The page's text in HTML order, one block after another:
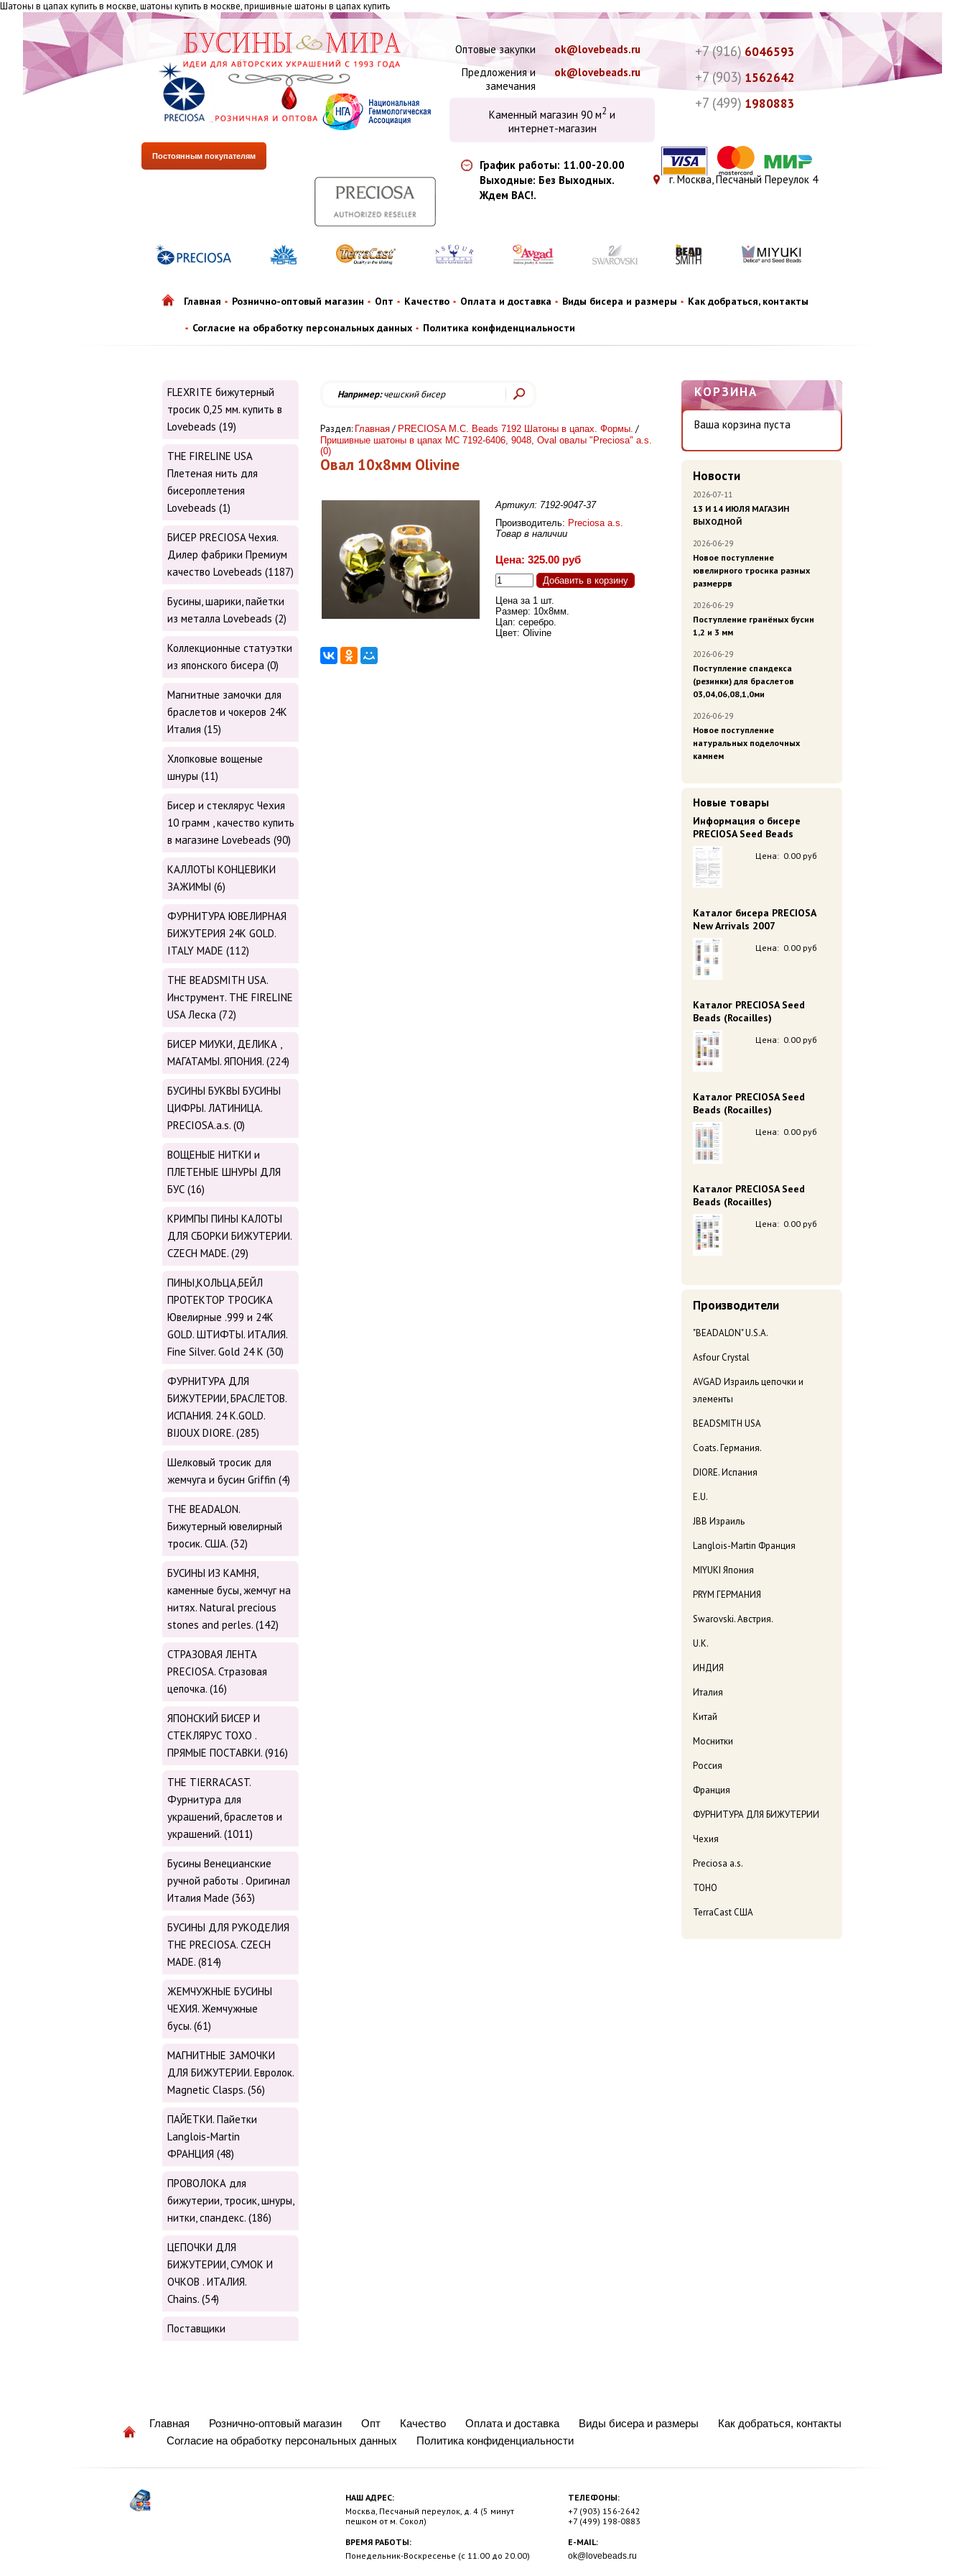
Шатоны в цапах купить в москве, шатоны купить в москве, пришивные шатоны в цапах купить
+7 (916) 6046593
+7 (903) 1562642
+7 (499) 1980883
Оптовые закупки
ok@lovebeads.ru
Предложения и
замечания
ok@lovebeads.ru
Каменный магазин 90 м2 и
интернет-магазин
г. Москва, Песчаный Переулок 4
График работы: 11.00-20.00
Выходные: Без Выходных.
Ждем ВАС!.
Постоянным покупателям
Главная Рознично-оптовый магазин Опт Качество Оплата и доставка Виды бисера и размеры Как добраться, контакты
Согласие на обработку персональных данных Политика конфиденциальности
КОРЗИНА
Ваша корзина пуста
Новости
2026-07-11
13 И 14 ИЮЛЯ МАГАЗИН
ВЫХОДНОЙ
2026-06-29
Новое поступление
ювелирного тросика разных
размеррв
2026-06-29
Поступление гранёных бусин
1,2 и 3 мм
2026-06-29
Поступление спандекса
(резинки) для браслетов
03,04,06,08,1,0ми
2026-06-29
Новое поступление
натуральных поделочных
камнем
Новые товары
Информация о бисере
PRECIOSA Seed Beads
Цена: 0.00 руб
Каталог бисера PRECIOSA
New Arrivals 2007
Цена: 0.00 руб
Каталог PRECIOSA Seed
Beads (Rocailles)
Цена: 0.00 руб
Каталог PRECIOSA Seed
Beads (Rocailles)
Цена: 0.00 руб
Каталог PRECIOSA Seed
Beads (Rocailles)
Цена: 0.00 руб
Производители
"BEADALON" U.S.A.
Asfour Crystal
AVGAD Израиль цепочки и
элементы
BEADSMITH USA
Coats. Германия.
DIORE. Испания
E.U.
JBB Израиль
Langlois-Martin Франция
MIYUKI Япония
PRYM ГЕРМАНИЯ
Swarovski. Австрия.
U.K.
ИНДИЯ
Италия
Китай
Моснитки
Россия
Франция
ФУРНИТУРА ДЛЯ БИЖУТЕРИИ
Чехия
Preciosa a.s.
TOHO
TerraCast США
FLEXRITE бижутерный
тросик 0,25 мм. купить в
Lovebeads (19)
THE FIRELINE USA
Плетеная нить для
бисероплетения
Lovebeads (1)
БИСЕР PRECIOSA Чехия.
Дилер фабрики Премиум
качество Lovebeads (1187)
Бусины, шарики, пайетки
из металла Lovebeads (2)
Коллекционные статуэтки
из японского бисера (0)
Магнитные замочки для
браслетов и чокеров 24К
Италия (15)
Хлопковые вощеные
шнуры (11)
Бисер и стеклярус Чехия
10 грамм , качество купить
в магазине Lovebeads (90)
КАЛЛОТЫ КОНЦЕВИКИ
ЗАЖИМЫ (6)
ФУРНИТУРА ЮВЕЛИРНАЯ
БИЖУТЕРИЯ 24К GOLD.
ITALY MADE (112)
THE BEADSMITH USA.
Инструмент. THE FIRELINE
USA Леска (72)
БИСЕР МИУКИ, ДЕЛИКА ,
МАГАТАМЫ. ЯПОНИЯ. (224)
БУСИНЫ БУКВЫ БУСИНЫ
ЦИФРЫ. ЛАТИНИЦА.
PRECIOSA.a.s. (0)
ВОЩЕНЫЕ НИТКИ и
ПЛЕТЕНЫЕ ШНУРЫ ДЛЯ
БУС (16)
КРИМПЫ ПИНЫ КАЛОТЫ
ДЛЯ СБОРКИ БИЖУТЕРИИ.
CZECH MADE. (29)
ПИНЫ,КОЛЬЦА,БЕЙЛ
ПРОТЕКТОР ТРОСИКА
Ювелирные .999 и 24К
GOLD. ШТИФТЫ. ИТАЛИЯ.
Fine Silver. Gold 24 K (30)
ФУРНИТУРА ДЛЯ
БИЖУТЕРИИ, БРАСЛЕТОВ.
ИСПАНИЯ. 24 K.GOLD.
BIJOUX DIORE. (285)
Шелковый тросик для
жемчуга и бусин Griffin (4)
THE BEADALON.
Бижутерный ювелирный
тросик. США. (32)
БУСИНЫ ИЗ КАМНЯ,
каменные бусы, жемчуг на
нитях. Natural precious
stones and perles. (142)
СТРАЗОВАЯ ЛЕНТА
PRECIOSA. Стразовая
цепочка. (16)
ЯПОНСКИЙ БИСЕР И
СТЕКЛЯРУС TOХО .
ПРЯМЫЕ ПОСТАВКИ. (916)
THE TIERRACAST.
Фурнитура для
украшений, браслетов и
украшений. (1011)
Бусины Венецианские
ручной работы . Оригинал
Италия Made (363)
БУСИНЫ ДЛЯ РУКОДЕЛИЯ
THE PRECIOSA. CZECH
MADE. (814)
ЖЕМЧУЖНЫЕ БУСИНЫ
ЧЕХИЯ. Жемчужные
бусы. (61)
МАГНИТНЫЕ ЗАМОЧКИ
ДЛЯ БИЖУТЕРИИ. Евролок.
Magnetic Сlasps. (56)
ПАЙЕТКИ. Пайетки
Langlois-Martin
ФРАНЦИЯ (48)
ПРОВОЛОКА для
бижутерии, тросик, шнуры,
нитки, cпандекс. (186)
ЦЕПОЧКИ ДЛЯ
БИЖУТЕРИИ, СУМОК И
ОЧКОВ . ИТАЛИЯ.
Chains. (54)
Поставщики
Например:чешский бисер
Раздел: Главная / PRECIOSA M.C. Beads 7192 Шатоны в цапах. Формы. /
Пришивные шатоны в цапах MC 7192-6406, 9048, Oval овалы "Preciosa" a.s.
(0)
Овал 10х8мм Olivine
Артикул: 7192-9047-37
Производитель: Preciosa a.s.
Товар в наличии
Цена: 325.00 руб
Цена за 1 шт.
Размер: 10х8мм.
Цап: серебро.
Цвет: Olivine
Главная Рознично-оптовый магазин Опт Качество Оплата и доставка Виды бисера и размеры
Как добраться, контакты
Согласие на обработку персональных данных
Политика конфиденциальности
ТЕЛЕФОНЫ:
+7 (903) 156-2642
+7 (499) 198-0883
E-MAIL:
ok@lovebeads.ru
НАШ АДРЕС:
Москва, Песчаный переулок, д. 4 (5 минут
пешком от м. Сокол)
ВРЕМЯ РАБОТЫ:
Понедельник-Воскресенье (с 11.00 до 20.00)